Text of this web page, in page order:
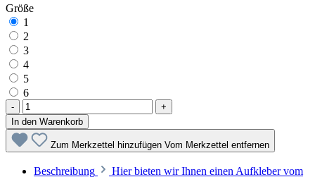
Größe
1
2
3
4
5
6
-
+
In den Warenkorb
Zum Merkzettel hinzufügen Vom Merkzettel entfernen
Beschreibung
Hier bieten wir Ihnen einen Aufkleber vom